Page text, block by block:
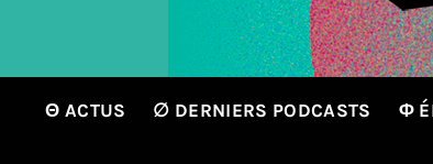
Θ ACTUS ∅ DERNIERS PODCASTS Φ